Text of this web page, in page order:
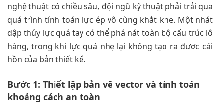
nghệ thuật có chiều sâu, đội ngũ kỹ thuật phải trải qua
quá trình tính toán lực ép vô cùng khắt khe. Một nhát
dập thủy lực quá tay có thể phá nát toàn bộ cấu trúc lô
hàng, trong khi lực quá nhẹ lại không tạo ra được cái
hồn của bản thiết kế.
Bước 1: Thiết lập bản vẽ vector và tính toán
khoảng cách an toàn